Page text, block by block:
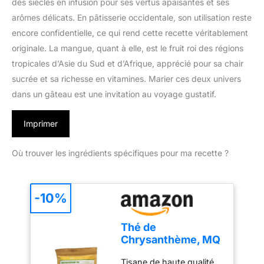
arômes délicats. En pâtisserie occidentale, son utilisation reste
encore confidentielle, ce qui rend cette recette véritablement
originale. La mangue, quant à elle, est le fruit roi des régions
tropicales d’Asie du Sud et d’Afrique, apprécié pour sa chair
sucrée et sa richesse en vitamines. Marier ces deux univers
dans un gâteau est une invitation au voyage gustatif.
Imprimer
Où trouver les ingrédients spécifiques pour ma recette ?
Thé de
Chrysanthème, MQ
Tisane de haute qualité
-10%